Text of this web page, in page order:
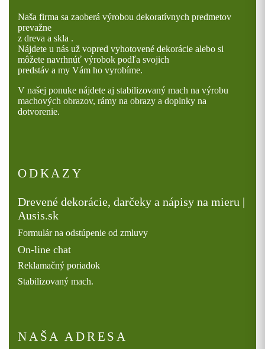
Naša firma sa zaoberá výrobou dekoratívnych predmetov
prevažne
z dreva a skla .
Nájdete u nás už vopred vyhotovené dekorácie alebo si
môžete navrhnúť výrobok podľa svojich
predstáv a my Vám ho vyrobíme.
V našej ponuke nájdete aj stabilizovaný mach na výrobu
machových obrazov, rámy na obrazy a doplnky na
dotvorenie.
ODKAZY
Drevené dekorácie, darčeky a nápisy na mieru |
Ausis.sk
Formulár na odstúpenie od zmluvy
On-line chat
Reklamačný poriadok
Stabilizovaný mach.
NAŠA ADRESA